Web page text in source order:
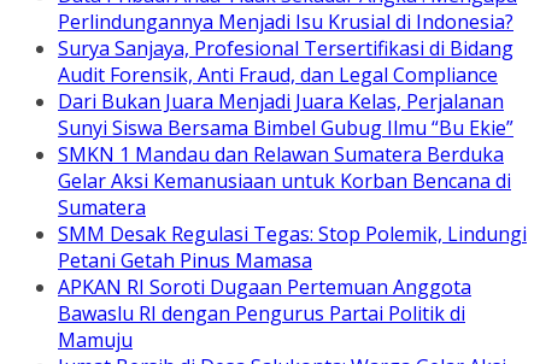
Perlindungannya Menjadi Isu Krusial di Indonesia?
Surya Sanjaya, Profesional Tersertifikasi di Bidang
Audit Forensik, Anti Fraud, dan Legal Compliance
Dari Bukan Juara Menjadi Juara Kelas, Perjalanan
Sunyi Siswa Bersama Bimbel Gubug Ilmu “Bu Ekie”
SMKN 1 Mandau dan Relawan Sumatera Berduka
Gelar Aksi Kemanusiaan untuk Korban Bencana di
Sumatera
SMM Desak Regulasi Tegas: Stop Polemik, Lindungi
Petani Getah Pinus Mamasa
APKAN RI Soroti Dugaan Pertemuan Anggota
Bawaslu RI dengan Pengurus Partai Politik di
Mamuju